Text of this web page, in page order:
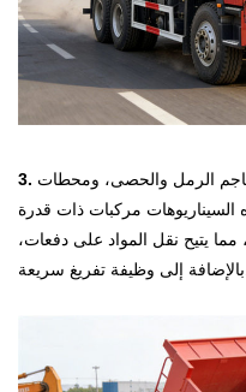
3. الرمل والحصى، ومحطات
السيناريوهات مركبات ذات قدرة
يتيح نقل المواد على دفعات،